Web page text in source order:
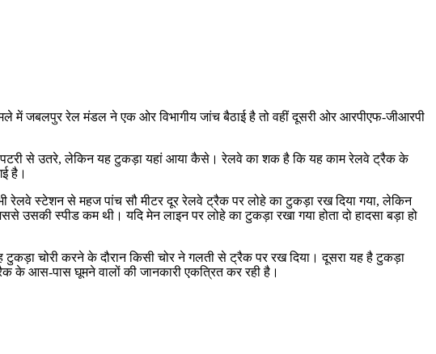
जबलपुर रेल मंडल ने एक ओर विभागीय जांच बैठाई है तो वहीं दूसरी ओर आरपीएफ-जीआरपी
पटरी से उतरे, लेकिन यह टुकड़ा यहां आया कैसे। रेलवे का शक है कि यह काम रेलवे ट्रैक के
है।
रेलवे स्टेशन से महज पांच सौ मीटर दूर रेलवे ट्रैक पर लोहे का टुकड़ा रख दिया गया, लेकिन
स्पीड कम थी। यदि मेन लाइन पर लोहे का टुकड़ा रखा गया होता दो हादसा बड़ा हो
चोरी करने के दौरान किसी चोर ने गलती से ट्रैक पर रख दिया। दूसरा यह है टुकड़ा
के आस-पास घूमने वालों की जानकारी एकत्रित कर रही है।